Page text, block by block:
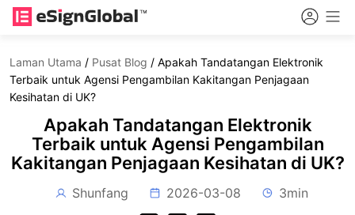
Laman Utama / Pusat Blog / Apakah Tandatangan Elektronik
Terbaik untuk Agensi Pengambilan Kakitangan Penjagaan
Kesihatan di UK?
Apakah Tandatangan Elektronik
Terbaik untuk Agensi Pengambilan
Kakitangan Penjagaan Kesihatan di UK?
Shunfang 2026-03-08 3min